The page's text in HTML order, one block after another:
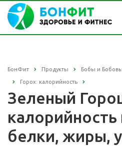
БонФит Продукты Бобы и
Горох: калорийность
Зеленый
калорийность
белки, жиры,